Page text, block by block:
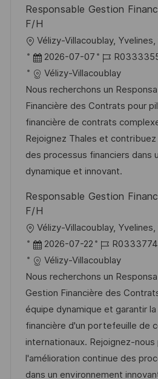
Responsable Gestion
F/H
O
r
t
Vélizy-Villacoublay,
D
a
t
u
m
d
e
r
f
f
2026-07-07
J
o
b
-
I
D
Vélizy-Villacoublay
Nous recherchons un
Financière des Contrats pour
financière de contrats
Rejoignez Thales et
des processus financiers dans
dynamique et innovant.
Responsable Gestion
F/H
O
r
t
Vélizy-Villacoublay,
D
a
t
u
m
d
e
r
V
2026-07-22
J
o
b
-
I
D
R0333774
Vélizy-Villacoublay
Nous recherchons un
Gestion Financière des
équipe dynamique et garantir
financière d'un portefeuille de
internationaux. Rejoignez-
l'amélioration continue des
dans un environnement